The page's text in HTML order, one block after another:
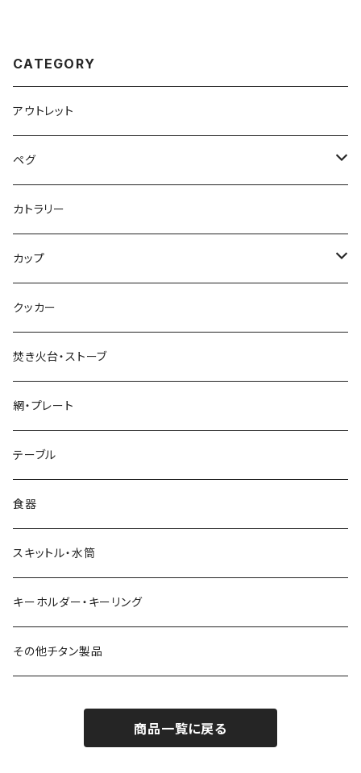
CATEGORY
アウトレット
ペグ
標準タイプ
超軽量タイプ
ネイルペグ
V字型
Y字型
カトラリー
カップ
シングルマグ
シェラカップ
ダブルウォールカップ
リッド（蓋）
クッカー
焚き火台・ストーブ
網・プレート
テーブル
食器
スキットル・水筒
キーホルダー・キーリング
その他チタン製品
商品一覧に戻る